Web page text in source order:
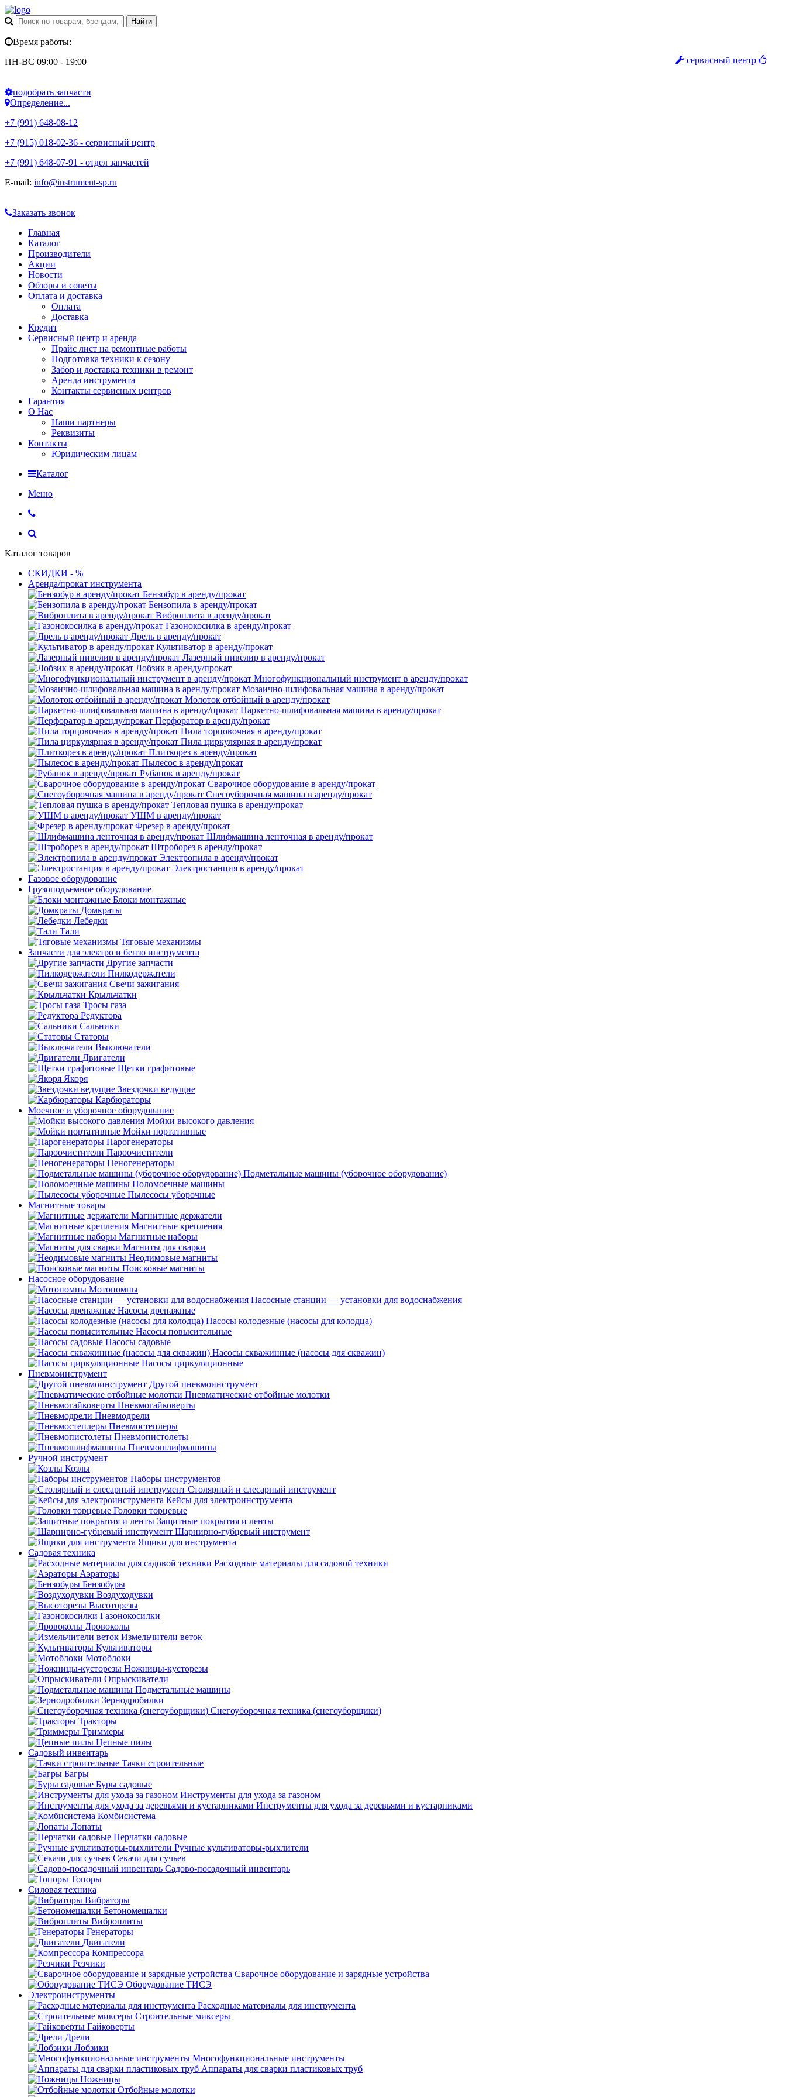
сервисный центр
Время работы:
ПН-ВС 09:00 - 19:00
подобрать запчасти
Определение...
+7 (991) 648-08-12
+7 (915) 018-02-36 - сервисный центр
+7 (991) 648-07-91 - отдел запчастей
E-mail: info@instrument-sp.ru
Заказать звонок
Главная
Каталог
Производители
Акции
Новости
Обзоры и советы
Оплата и доставка
Оплата
Доставка
Кредит
Сервисный центр и аренда
Прайс лист на ремонтные работы
Подготовка техники к сезону
Забор и доставка техники в ремонт
Аренда инструмента
Контакты сервисных центров
Гарантия
О Нас
Наши партнеры
Реквизиты
Контакты
Юридическим лицам
Каталог
Меню
Каталог товаров
СКИДКИ - %
Аренда/прокат инструмента
Бензобур в аренду/прокат
Бензопила в аренду/прокат
Виброплита в аренду/прокат
Газонокосилка в аренду/прокат
Дрель в аренду/прокат
Культиватор в аренду/прокат
Лазерный нивелир в аренду/прокат
Лобзик в аренду/прокат
Многофункциональный инструмент в аренду/прокат
Мозаично-шлифовальная машина в аренду/прокат
Молоток отбойный в аренду/прокат
Паркетно-шлифовальная машина в аренду/прокат
Перфоратор в аренду/прокат
Пила торцовочная в аренду/прокат
Пила циркулярная в аренду/прокат
Плиткорез в аренду/прокат
Пылесос в аренду/прокат
Рубанок в аренду/прокат
Сварочное оборудование в аренду/прокат
Снегоуборочная машина в аренду/прокат
Тепловая пушка в аренду/прокат
УШМ в аренду/прокат
Фрезер в аренду/прокат
Шлифмашина ленточная в аренду/прокат
Штроборез в аренду/прокат
Электропила в аренду/прокат
Электростанция в аренду/прокат
Газовое оборудование
Грузоподъемное оборудование
Блоки монтажные
Домкраты
Лебедки
Тали
Тяговые механизмы
Запчасти для электро и бензо инструмента
Другие запчасти
Пилкодержатели
Свечи зажигания
Крыльчатки
Тросы газа
Редуктора
Сальники
Статоры
Выключатели
Двигатели
Щетки графитовые
Якоря
Звездочки ведущие
Карбюраторы
Моечное и уборочное оборудование
Мойки высокого давления
Мойки портативные
Парогенераторы
Пароочистители
Пеногенераторы
Подметальные машины (уборочное оборудование)
Поломоечные машины
Пылесосы уборочные
Магнитные товары
Магнитные держатели
Магнитные крепления
Магнитные наборы
Магниты для сварки
Неодимовые магниты
Поисковые магниты
Насосное оборудование
Мотопомпы
Насосные станции — установки для водоснабжения
Насосы дренажные
Насосы колодезные (насосы для колодца)
Насосы повысительные
Насосы садовые
Насосы скважинные (насосы для скважин)
Насосы циркуляционные
Пневмоинструмент
Другой пневмоинструмент
Пневматические отбойные молотки
Пневмогайковерты
Пневмодрели
Пневмостеплеры
Пневмопистолеты
Пневмошлифмашины
Ручной инструмент
Козлы
Наборы инструментов
Столярный и слесарный инструмент
Кейсы для электроинструмента
Головки торцевые
Защитные покрытия и ленты
Шарнирно-губцевый инструмент
Ящики для инструмента
Садовая техника
Расходные материалы для садовой техники
Аэраторы
Бензобуры
Воздуходувки
Высоторезы
Газонокосилки
Дровоколы
Измельчители веток
Культиваторы
Мотоблоки
Ножницы-кусторезы
Опрыскиватели
Подметальные машины
Зернодробилки
Снегоуборочная техника (снегоуборщики)
Тракторы
Триммеры
Цепные пилы
Садовый инвентарь
Тачки строительные
Багры
Буры садовые
Инструменты для ухода за газоном
Инструменты для ухода за деревьями и кустарниками
Комбисистема
Лопаты
Перчатки садовые
Ручные культиваторы-рыхлители
Секачи для сучьев
Садово-посадочный инвентарь
Топоры
Силовая техника
Вибраторы
Бетономешалки
Виброплиты
Генераторы
Двигатели
Компрессора
Резчики
Сварочное оборудование и зарядные устройства
Оборудование ТИСЭ
Электроинструменты
Расходные материалы для инструмента
Строительные миксеры
Гайковерты
Дрели
Лобзики
Многофункциональные инструменты
Аппараты для сварки пластиковых труб
Ножницы
Отбойные молотки